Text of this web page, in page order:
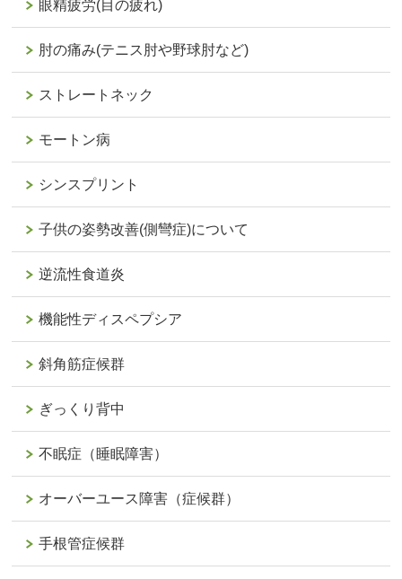
眼精疲労(目の疲れ)
肘の痛み(テニス肘や野球肘など)
ストレートネック
モートン病
シンスプリント
子供の姿勢改善(側彎症)について
逆流性食道炎
機能性ディスペプシア
斜角筋症候群
ぎっくり背中
不眠症（睡眠障害）
オーバーユース障害（症候群）
手根管症候群